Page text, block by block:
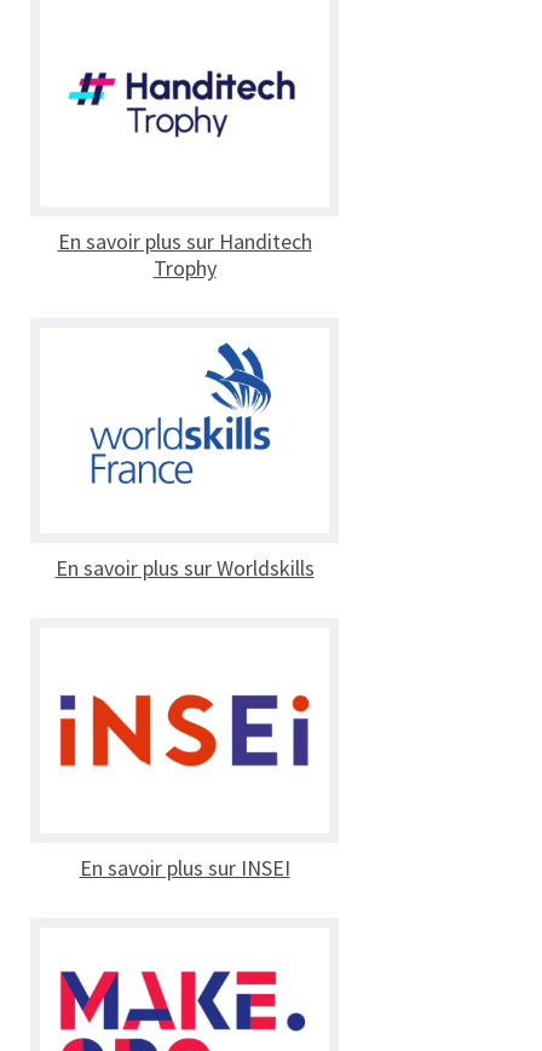
En savoir plus sur Handitech
Trophy
En savoir plus sur Worldskills
En savoir plus sur INSEI